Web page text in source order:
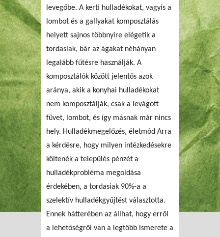
levegőbe. A kerti hulladékokat, vagyis a
lombot és a gallyakat komposztálás
helyett sajnos többnyire elégetik a
tordasiak, bár az ágakat néhányan
legalább fűtésre használják. A
komposztálók között jelentős azok
aránya, akik a konyhai hulladékokat
nem komposztálják, csak a levágott
füvet, lombot, és így másnak már nincs
hely. Hulladékmegelőzés, életmód Arra
a kérdésre, hogy milyen intézkedésekre
költenék a település pénzét a
hulladékprobléma megoldása
érdekében, a tordasiak 90%-a a
szelektív hulladékgyűjtést választotta.
Ennek hátterében az állhat, hogy erről
a lehetőségről van a legtöbb ismerete a